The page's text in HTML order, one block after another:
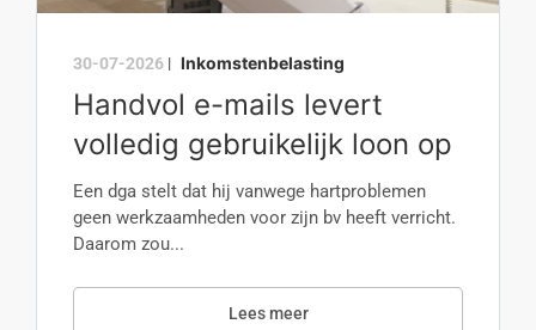
30-07-2026 | Inkomstenbelasting
Handvol e-mails levert
volledig gebruikelijk loon op
Een dga stelt dat hij vanwege hartproblemen
geen werkzaamheden voor zijn bv heeft verricht.
Daarom zou...
Lees meer